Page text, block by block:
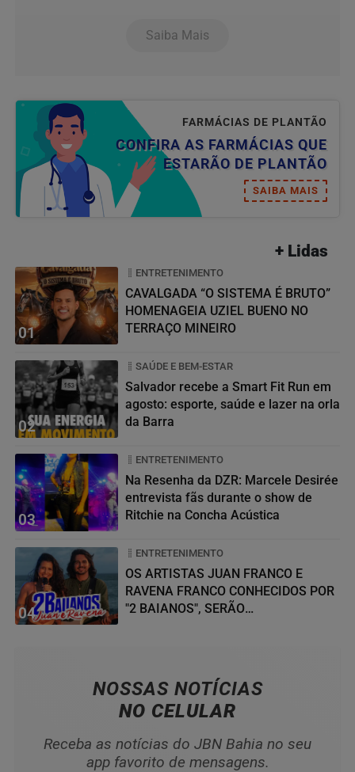
Saiba Mais
FARMÁCIAS DE PLANTÃO
CONFIRA AS FARMÁCIAS QUE
ESTARÃO DE PLANTÃO
SAIBA MAIS
+ Lidas
01
ENTRETENIMENTO
CAVALGADA “O SISTEMA É BRUTO”
HOMENAGEIA UZIEL BUENO NO
TERRAÇO MINEIRO
02
SAÚDE E BEM-ESTAR
Salvador recebe a Smart Fit Run em
agosto: esporte, saúde e lazer na orla
da Barra
03
ENTRETENIMENTO
Na Resenha da DZR: Marcele Desirée
entrevista fãs durante o show de
Ritchie na Concha Acústica
04
ENTRETENIMENTO
OS ARTISTAS JUAN FRANCO E
RAVENA FRANCO CONHECIDOS POR
"2 BAIANOS", SERÃO
NOSSAS NOTÍCIAS
NO CELULAR
Receba as notícias do JBN Bahia no seu
app favorito de mensagens.